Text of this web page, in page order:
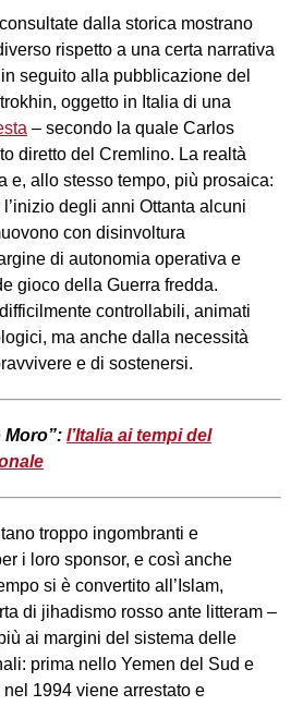
dalla storica mostrano
rispetto a una certa narrativa
seguito alla pubblicazione del
oggetto in Italia di una
– secondo la quale Carlos
diretto del Cremlino. La realtà
e, allo stesso tempo, più prosaica:
degli anni Ottanta alcuni
con disinvoltura
di autonomia operativa e
gioco della Guerra fredda.
controllabili, animati
ma anche dalla necessità
e di sostenersi.
Moro”: l’Italia ai tempi del
troppo ingombranti e
i loro sponsor, e così anche
si è convertito all’Islam,
di jihadismo rosso ante litteram –
ai margini del sistema delle
prima nello Yemen del Sud e
1994 viene arrestato e